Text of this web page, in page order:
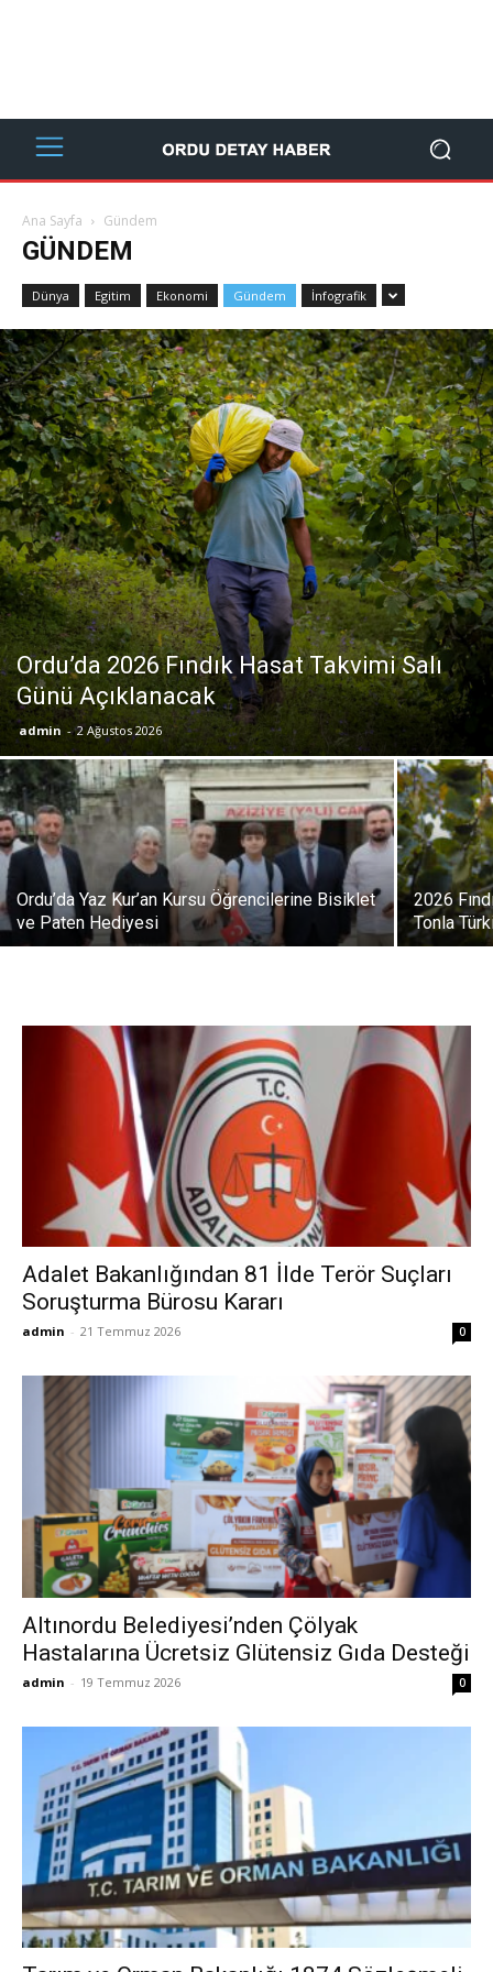
Ana Sayfa Gündem
GÜNDEM
Dünya Egitim Ekonomi Gündem İnfografik
Ordu’da 2026 Fındık Hasat Takvimi Salı
Günü Açıklanacak
admin - 2 Ağustos 2026
Ordu’da Yaz Kur’an Kursu Öğrencilerine Bisiklet
ve Paten Hediyesi
2026
Tonla
Adalet Bakanlığından 81 İlde Terör Suçları
Soruşturma Bürosu Kararı
admin - 21 Temmuz 2026 0
Altınordu Belediyesi’nden Çölyak
Hastalarına Ücretsiz Glütensiz Gıda Desteği
admin - 19 Temmuz 2026 0